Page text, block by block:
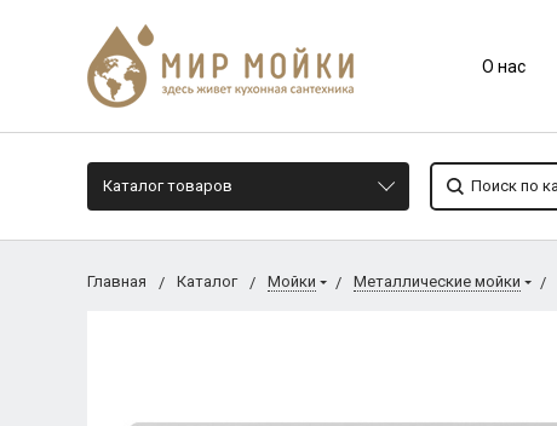
О нас
Каталог товаров
Главная Каталог Мойки Металлические мойки